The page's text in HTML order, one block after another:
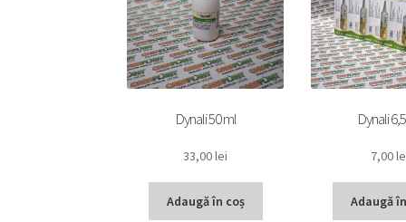
Dynali 50 ml
33,00lei
Adaugă în coș
Dynali
7,00
Adaugă